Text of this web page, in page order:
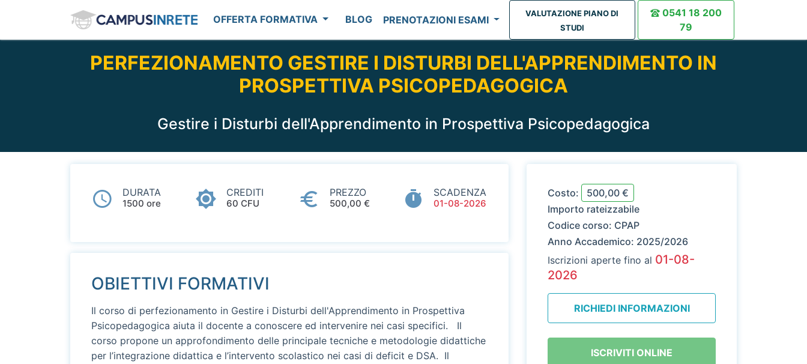
OFFERTA FORMATIVA BLOG PRENOTAZIONI ESAMI
VALUTAZIONE PIANO DI
STUDI
0541 18 200
79
PERFEZIONAMENTO GESTIRE I DISTURBI DELL'APPRENDIMENTO IN
PROSPETTIVA PSICOPEDAGOGICA
Gestire i Disturbi dell'Apprendimento in Prospettiva Psicopedagogica
DURATA
1500 ore
CREDITI
60 CFU
PREZZO
500,00 €
SCADENZA
01-08-2026
OBIETTIVI FORMATIVI
Il corso di perfezionamento in Gestire i Disturbi dell'Apprendimento in Prospettiva
Psicopedagogica aiuta il docente a conoscere ed intervenire nei casi specifici. Il
corso propone un approfondimento delle principale tecniche e metodologie didattiche
per l’integrazione didattica e l’intervento scolastico nei casi di deficit e DSA. Il
Costo:
500,00 €
Importo rateizzabile
Codice corso: CPAP
Anno Accademico: 2025/2026
Iscrizioni aperte fino al 01-08-
2026
RICHIEDI INFORMAZIONI
ISCRIVITI ONLINE